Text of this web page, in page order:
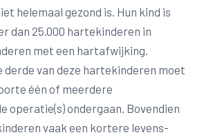
helemaal gezond is. Hun kind is
dan 25.000 hartekinderen in
met een hartafwijking.
derde van deze harte­kinderen moet
één of meerdere
operatie(s) ondergaan. Bovendien
vaak een kortere levens­